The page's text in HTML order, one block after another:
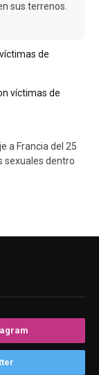
sus terrenos.
de
a Francia del 25
sexuales dentro